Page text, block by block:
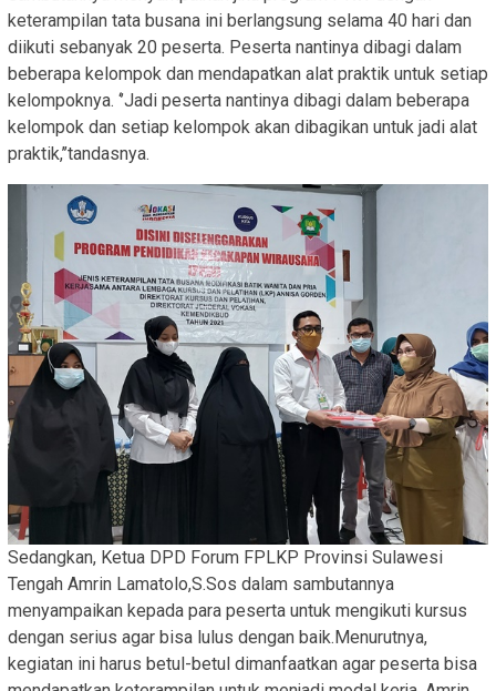
keterampilan tata busana ini berlangsung selama 40 hari dan
diikuti sebanyak 20 peserta. Peserta nantinya dibagi dalam
beberapa kelompok dan mendapatkan alat praktik untuk setiap
kelompoknya. ‘’Jadi peserta nantinya dibagi dalam beberapa
kelompok dan setiap kelompok akan dibagikan untuk jadi alat
praktik,’’tandasnya.
Sedangkan, Ketua DPD Forum FPLKP Provinsi Sulawesi
Tengah Amrin Lamatolo,S.Sos dalam sambutannya
menyampaikan kepada para peserta untuk mengikuti kursus
dengan serius agar bisa lulus dengan baik.Menurutnya,
kegiatan ini harus betul-betul dimanfaatkan agar peserta bisa